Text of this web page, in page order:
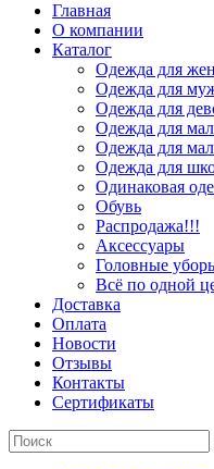
Главная
О компании
Каталог
Одежда для
Одежда для
Одежда для
Одежда для
Одежда для
Одежда для
Одинаковая
Обувь
Распродажа!!!
Аксессуары
Головные
Всё по одной
Доставка
Оплата
Новости
Отзывы
Контакты
Сертификаты